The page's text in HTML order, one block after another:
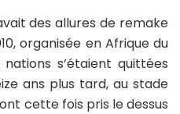
des allures de remake
organisée en Afrique du
nations s’étaient quittées
ans plus tard, au stade
cette fois pris le dessus